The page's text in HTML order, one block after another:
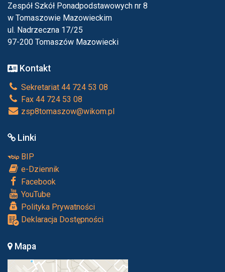
Zespół Szkół Ponadpodstawowych nr 8
w Tomaszowie Mazowieckim
ul. Nadrzeczna 17/25
97-200 Tomaszów Mazowiecki
Kontakt
Sekretariat 44 724 53 08
Fax 44 724 53 08
zsp8tomaszow@wikom.pl
Linki
BIP
e-Dziennik
Facebook
YouTube
Polityka Prywatności
Deklaracja Dostępności
Mapa